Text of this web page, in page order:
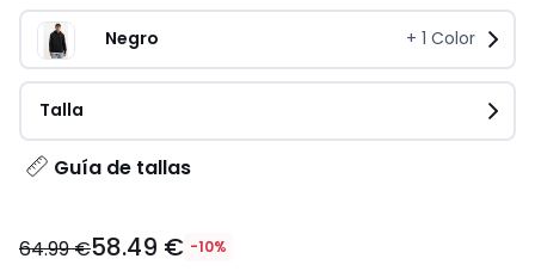
Negro + 1 Color
Talla
Guía de tallas
€
64.99 €58.49 € -10%